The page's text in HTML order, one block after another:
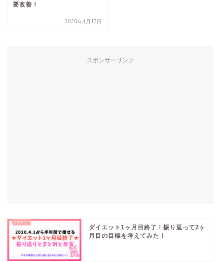
要改善！
2020年4月13日
スポンサーリンク
ダイエット1ヶ月目終了！振り返って2ヶ
月目の目標を考えてみた！